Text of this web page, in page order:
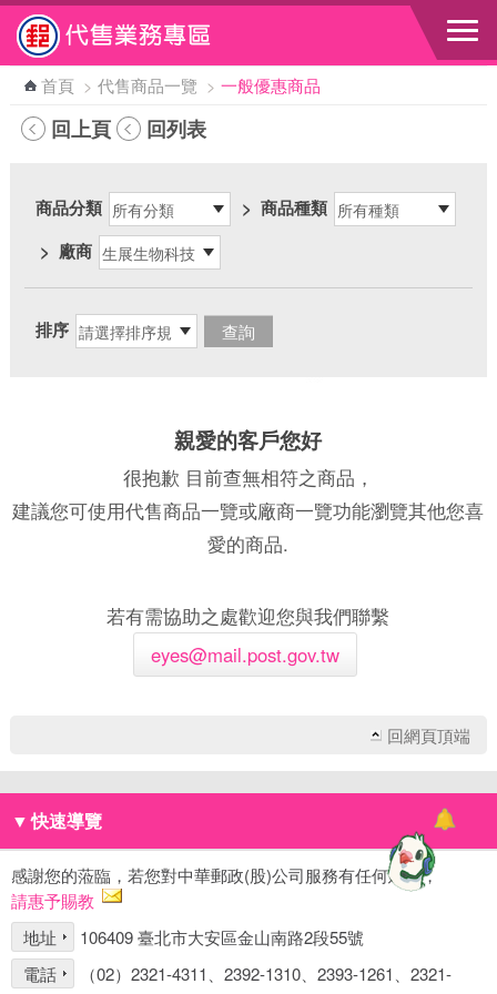
跳到主要內容區塊
首頁 > 代售商品一覽 > 一般優惠商品
回上頁 回列表
商品分類 > 商品種類
> 廠商
排序
親愛的客戶您好
很抱歉 目前查無相符之商品，
建議您可使用代售商品一覽或廠商一覽功能瀏覽其他您喜
愛的商品.
若有需協助之處歡迎您與我們聯繫
eyes@mail.post.gov.tw
回網頁頂端
▼ 快速導覽
感謝您的蒞臨，若您對中華郵政(股)公司服務有任何建議，
請惠予賜教
地址
106409 臺北市大安區金山南路2段55號
電話
（02）2321-4311、2392-1310、2393-1261、2321-